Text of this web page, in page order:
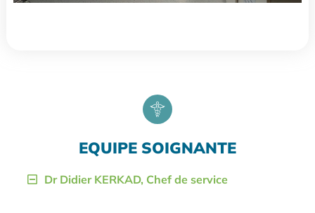
EQUIPE SOIGNANTE
Dr Didier KERKAD, Chef de service